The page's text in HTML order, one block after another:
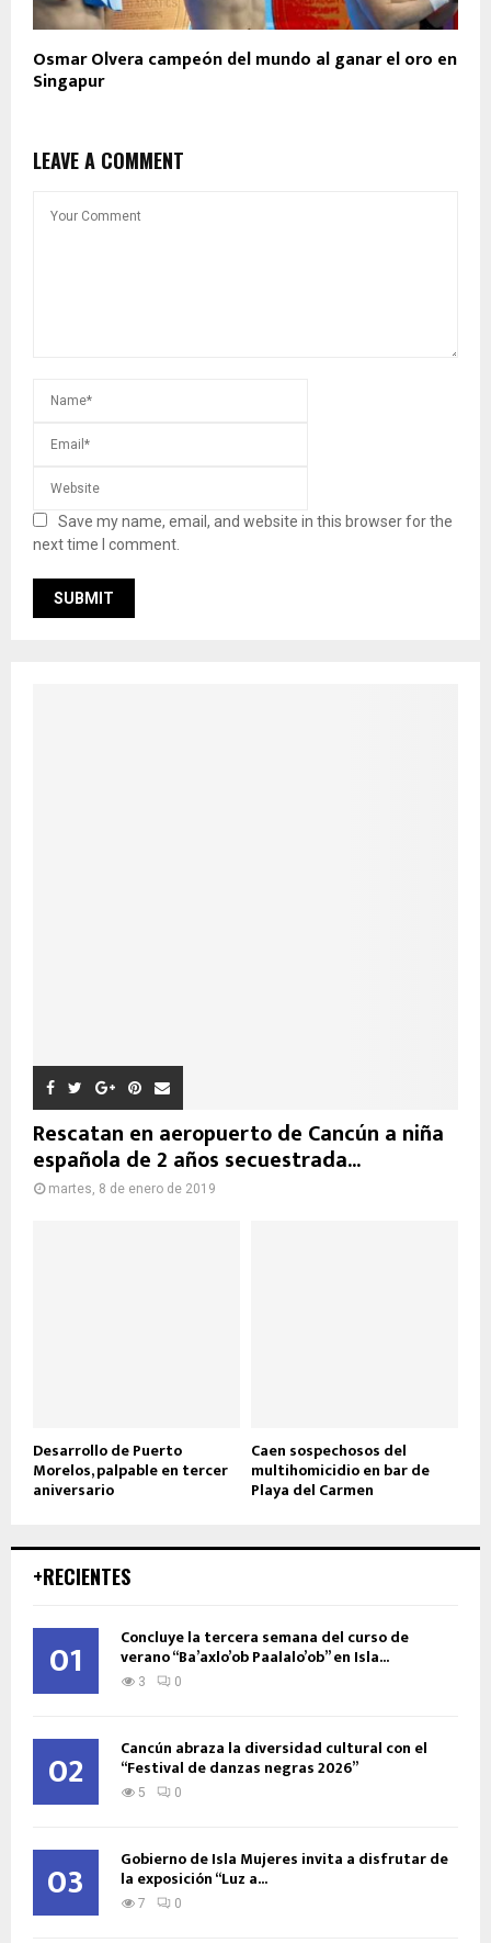
Osmar Olvera campeón del mundo al ganar el oro en
Singapur
LEAVE A COMMENT
Save my name, email, and website in this browser for the
next time I comment.
Rescatan en aeropuerto de Cancún a niña
española de 2 años secuestrada...
martes, 8 de enero de 2019
Desarrollo de Puerto
Morelos, palpable en tercer
aniversario
Caen sospechosos del
multihomicidio en bar de
Playa del Carmen
+RECIENTES
01 Concluye la tercera semana del curso de
verano “Ba’axlo’ob Paalalo’ob” en Isla...
3 0
02 Cancún abraza la diversidad cultural con el
“Festival de danzas negras 2026”
5 0
03 Gobierno de Isla Mujeres invita a disfrutar de
la exposición “Luz a...
7 0